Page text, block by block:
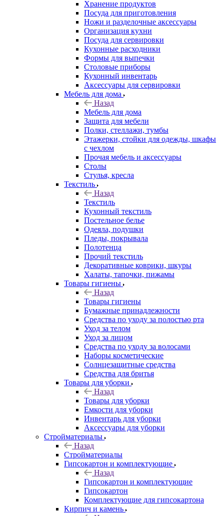
Хранение продуктов
Посуда для приготовления
Ножи и разделочные аксессуары
Организация кухни
Посуда для сервировки
Кухонные расходники
Формы для выпечки
Столовые приборы
Кухонный инвентарь
Аксессуары для сервировки
Мебель для дома
Назад
Мебель для дома
Защита для мебели
Полки, стеллажи, тумбы
Этажерки, стойки для одежды, шкафы
с чехлом
Прочая мебель и аксессуары
Столы
Стулья, кресла
Текстиль
Назад
Текстиль
Кухонный текстиль
Постельное белье
Одеяла, подушки
Пледы, покрывала
Полотенца
Прочий текстиль
Декоративные коврики, шкуры
Халаты, тапочки, пижамы
Товары гигиены
Назад
Товары гигиены
Бумажные принадлежности
Средства по уходу за полостью рта
Уход за телом
Уход за лицом
Средства по уходу за волосами
Наборы косметические
Солнцезащитные средства
Средства для бритья
Товары для уборки
Назад
Товары для уборки
Емкости для уборки
Инвентарь для уборки
Аксессуары для уборки
Стройматериалы
Назад
Стройматериалы
Гипсокартон и комплектующие
Назад
Гипсокартон и комплектующие
Гипсокартон
Комплектующие для гипсокартона
Кирпич и камень